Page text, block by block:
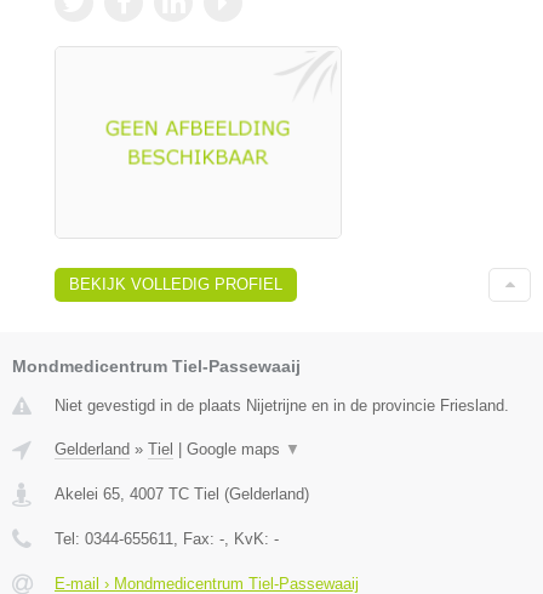
BEKIJK VOLLEDIG PROFIEL
Mondmedicentrum Tiel-Passewaaij
Niet gevestigd in de plaats Nijetrijne en in de provincie Friesland.
Gelderland » Tiel Google maps ▼
Akelei 65 4007 TC Tiel (Gelderland)
Tel: 0344-655611 , Fax: - , KvK: -
E-mail › Mondmedicentrum Tiel-Passewaaij